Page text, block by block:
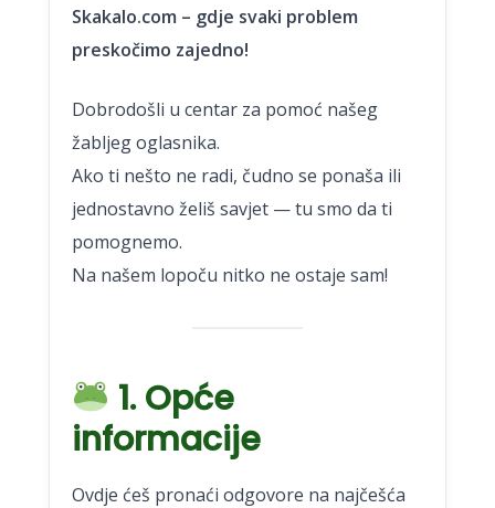
Skakalo.com – gdje svaki problem
preskočimo zajedno!
Dobrodošli u centar za pomoć našeg
žabljeg oglasnika.
Ako ti nešto ne radi, čudno se ponaša ili
jednostavno želiš savjet — tu smo da ti
pomognemo.
Na našem lopoču nitko ne ostaje sam!
1. Opće
informacije
Ovdje ćeš pronaći odgovore na najčešća